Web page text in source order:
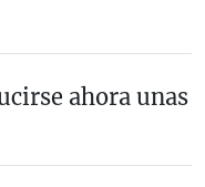
ahora unas